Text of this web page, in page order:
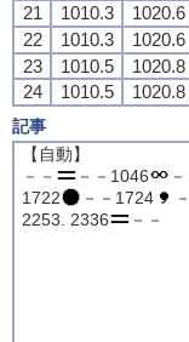
21
1010.3 1020.6
22
1010.3 1020.6
23
1010.5 1020.8
24
1010.5 1020.8
記事
【自動】
－－
－－1046
1722
－－1724
2253. 2336
－－